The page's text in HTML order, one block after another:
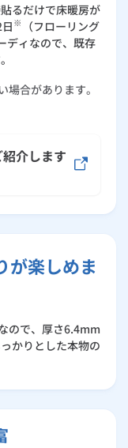
るだけで床暖房が
※
（フローリング
ディなので、既存
合があります。
介します
が楽しめま
ので、厚さ6.4mm
かりとした本物の